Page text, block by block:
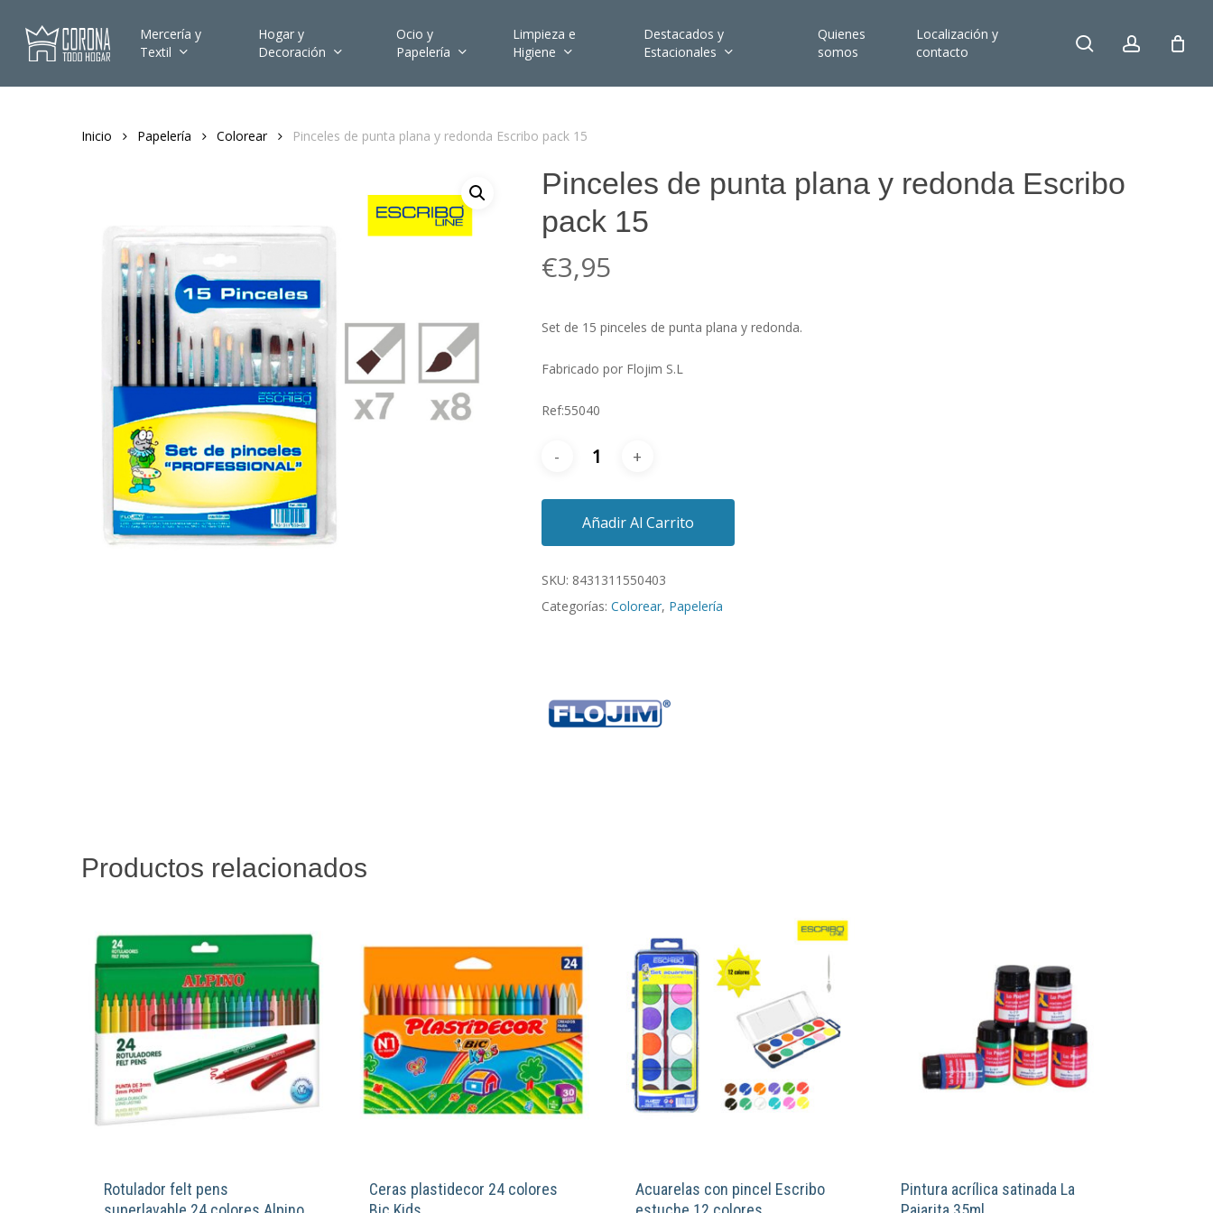
Mercería y
Textil
Hogar y
Decoración
Ocio y
Papelería
Limpieza e
Higiene
Destacados y
Estacionales
Quienes
somos
Localización y
contacto
search account
Inicio Papelería Colorear Pinceles de punta plana y redonda Escribo pack 15
Pinceles de punta plana y redonda Escribo
pack 15
€3,95
Set de 15 pinceles de punta plana y redonda.
Fabricado por Flojim S.L
Ref:55040
Añadir Al Carrito
SKU: 8431311550403
Categorías: Colorear, Papelería
Productos relacionados
Rotulador felt pens
Ceras plastidecor 24 colores
Acuarelas con pincel Escribo
Pintura acrílica satinada La